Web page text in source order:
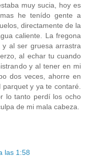
muy sucia, hoy es
he tenído gente a
directamente de la
caliente. La fregona
al ser gruesa arrastra
al echar tu cuando
y al tener en mi
dos veces, ahorre en
y ya te contaré.
lo tanto perdí los ocho
de mi mala cabeza.
las 1:58